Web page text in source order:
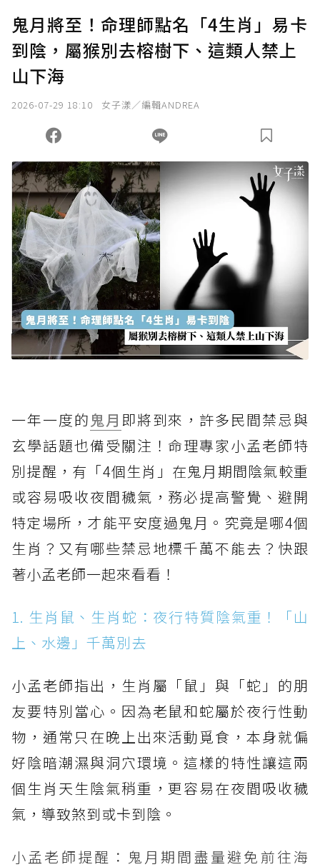
確認送出
您當前剩餘 U 利點數：0點；前往 購買點數
鬼月將至！命理師點名「4生肖」易卡
到陰，屬猴別去榕樹下、這類人禁上
山下海
2026-07-29 18:10 女子漾／編輯ANDREA
一年一度的 鬼月 即將到來，許多民間禁忌與
玄學話題也備受關注！命理專家小孟老師特
別提醒，有「4個生肖」在鬼月期間陰氣較重
或容易吸收夜間穢氣，務必提高警覺、避開
特定場所，才能平安度過鬼月。究竟是哪4個
生肖？又有哪些禁忌地標千萬不能去？快跟
著小孟老師一起來看看！
1. 生肖鼠、生肖蛇：夜行特質陰氣重！「山
上、水邊」千萬別去
小孟老師指出，生肖屬「鼠」與「蛇」的朋
友要特別當心。因為老鼠和蛇屬於夜行性動
物，通常只在晚上出來活動覓食，本身就偏
好陰暗潮濕與洞穴環境。這樣的特性讓這兩
個生肖天生陰氣稍重，更容易在夜間吸收穢
氣，導致煞到或卡到陰。
小孟老師提醒：鬼月期間盡量避免前往海